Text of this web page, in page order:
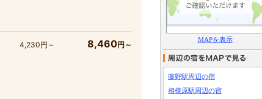
4,230円～ 8,460円～
MAPを表示
藤野駅周辺の宿
相模原駅周辺の宿